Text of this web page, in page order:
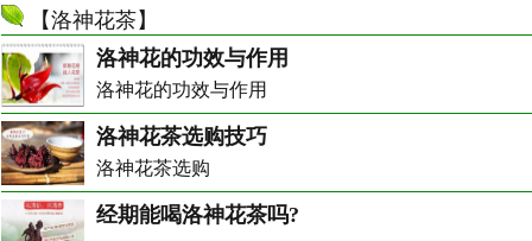
【洛神花茶】
洛神花的功效与作用
洛神花的功效与作用
洛神花茶选购技巧
洛神花茶选购
经期能喝洛神花茶吗?